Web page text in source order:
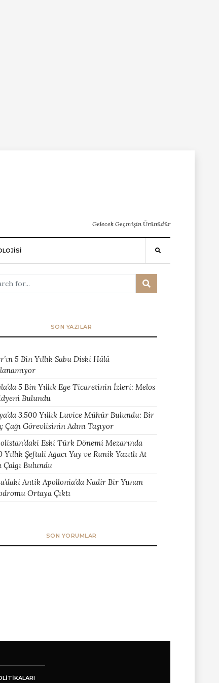
Gelecek Geçmişin Ürünüdür
SON YAZILAR
5 Bin Yıllık Sabu Diski Hâlâ
5 Bin Yıllık Ege Ticaretinin İzleri: Melos
Bulundu
3.500 Yıllık Luvice Mühür Bulundu: Bir
Çağı Görevlisinin Adını Taşıyor
Eski Türk Dönemi Mezarında
Yıllık Şeftali Ağacı Yay ve Runik Yazıtlı At
Çalgı Bulundu
Antik Apollonia’da Nadir Bir Yunan
Ortaya Çıktı
SON YORUMLAR